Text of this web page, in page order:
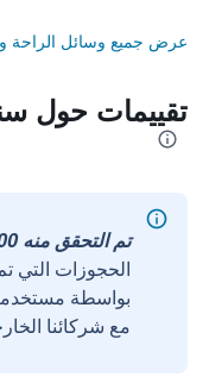
عرض جميع وسائل الراحة
تقييمات حول
تم التحقق منه 100%
الحجوزات التي
مع شركائنا